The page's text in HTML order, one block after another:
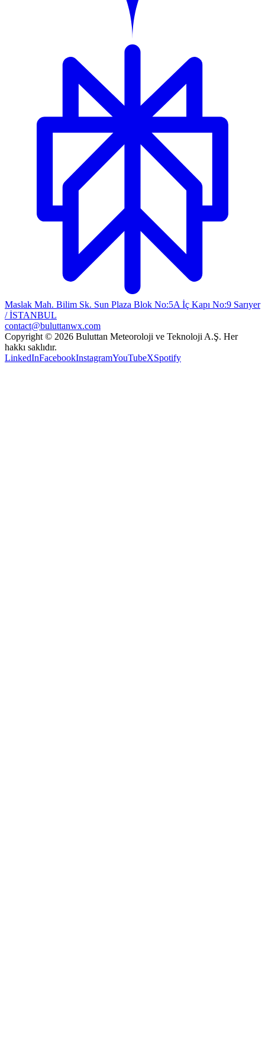
Maslak Mah. Bilim Sk. Sun Plaza Blok No:5A İç Kapı No:9 Sarıyer
/ İSTANBUL
contact@buluttanwx.com
Copyright © 2026 Buluttan Meteoroloji ve Teknoloji A.Ş. Her
hakkı saklıdır.
LinkedInFacebookInstagramYouTubeXSpotify